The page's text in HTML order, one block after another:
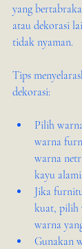
yang
atau dekorasi
tidak nyaman.
Tips
dekorasi:
Pilih
warna
warna
kayu alami.
Jika
kuat, pilih
warna
Gunakan